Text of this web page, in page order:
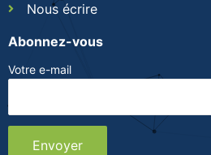
Nous écrire
Abonnez-vous
Votre e-mail